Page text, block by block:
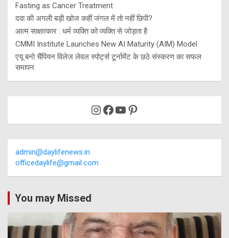
Fasting as Cancer Treatment
दवा की अगली बड़ी खोज कहीं जंगल में तो नहीं छिपी?
आत्म साक्षात्कार : धर्म व्यक्ति को व्यक्ति से जोड़ता है
CMMI Institute Launches New AI Maturity (AIM) Model
एयू बनो चैंपियन विलेज लेवल स्पोर्ट्स टूर्नामेंट के छठे संस्करण का सफल
समापन
Instagram
Facebook
YouTube
Pinterest
admin@daylifenews.in
officedaylife@gmail.com
You may Missed